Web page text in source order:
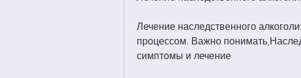
Лечение наследственного
процессом. Важно
симптомы и лечение